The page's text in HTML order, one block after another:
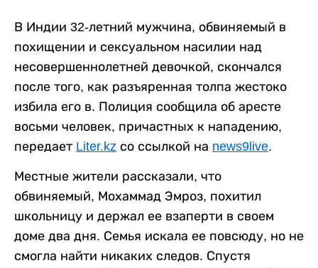
В Индии 32-летний мужчина, обвиняемый в
похищении и сексуальном насилии над
несовершеннолетней девочкой, скончался
после того, как разъяренная толпа жестоко
избила его в. Полиция сообщила об аресте
восьми человек, причастных к нападению,
передает Liter.kz со ссылкой на news9live.
Местные жители рассказали, что
обвиняемый, Мохаммад Эмроз, похитил
школьницу и держал ее взаперти в своем
доме два дня. Семья искала ее повсюду, но не
смогла найти никаких следов. Спустя